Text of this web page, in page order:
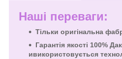
Наші переваги:
Тільки оригінальна
Гарантія якості 100%
ивикористовується